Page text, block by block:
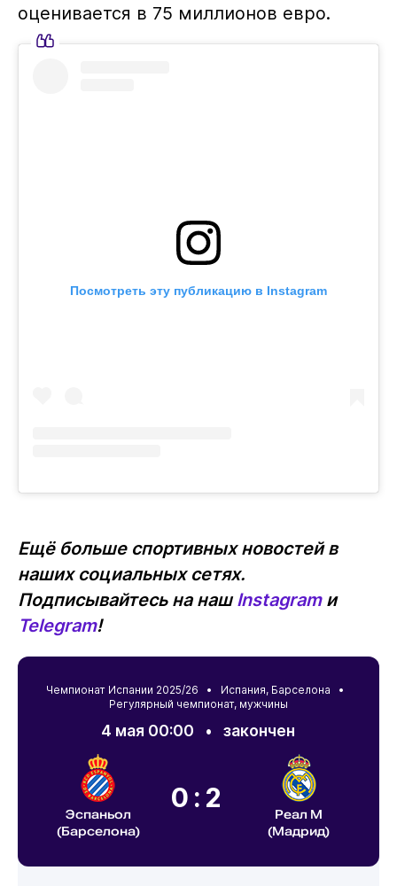
оценивается в 75 миллионов евро.
Посмотреть эту публикацию в Instagram
Ещё больше спортивных новостей в
наших социальных сетях.
Подписывайтесь на нашInstagramи
Telegram!
Чемпионат Испании 2025/26 • Испания, Барселона •
Регулярный чемпионат, мужчины
4 мая 00:00 •закончен
Эспаньол
(Барселона)
0:2
Реал М
(Мадрид)